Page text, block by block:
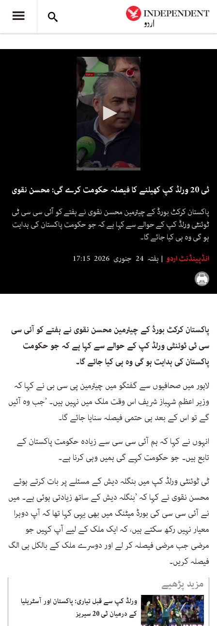
of
52
ٹی 20 ورلڈ کپ کھیلنے کا فیصلہ حکومت کرے گی: محسن نقوی
پاکستان کرکٹ بورڈ کے چیئرمین محسن نقوی نے ہفتے کو آئی سی سی ٹی
ٹوئنٹی ورلڈ کپ کے حوالے سے کہا ہے کہ جو حکومت پاکستان کی ہدایت
ہو گی وہ ہی کیا جائے گا۔
انڈپینڈنٹ اردو
ہفتہ 24 جنوری 2026 17:15
پاکستان کرکٹ بورڈ کے چیئرمین محسن نقوی نے ہفتے کو آئی سی
سی ٹی ٹوئنٹی ورلڈ کپ کے حوالے سے کہا ہے کہ جو حکومت
پاکستان کی ہدایت ہو گی وہ ہی کیا جائے گا۔
لاہور میں صحافیوں سے گفتگو میں چیئرمین پی سی بی نے کہا کہ
وزیر اعظم شہباز شریف اس وقت ملک میں نہیں ہیں۔ ’جب وہ آئیں
گے تو اس کے بعد ہی حتمی فیصلہ سنایا جائے گا۔
انہوں نے کہا کہ ہم آئی سی سی سے زیادہ حکومت پاکستان کے
تابع ہیں۔ جو حکومت کہے گی ہمیں وہی کرنا ہے۔
ٹی ٹوئنٹی ورلڈ کپ میں بنگلہ دیش کے مسئلے پر بات کرتے ہوئے
محسن نقوی نے کہا کہ ’بنگلہ دیش کے ساتھ زیادتی ہوئی ہے۔ میں
نے آئی سی سی کی بورڈ میٹنگ میں بھی یہی کہا تھا کہ آپ دوہرا
معیار نہیں رکھ سکتے ہیں، کہ ایک ملک کے لیے آپ کہیں جو
مرضی جب مرضی فیصلہ کر لے اور دوسرے ملک کے بالکل ہی الگ
فیصلہ کریں۔
مزید پڑھیے
ورلڈ کپ سے قبل تیاری: پاکستان اور آسٹریلیا
کے درمیان ٹی 20 سیریز